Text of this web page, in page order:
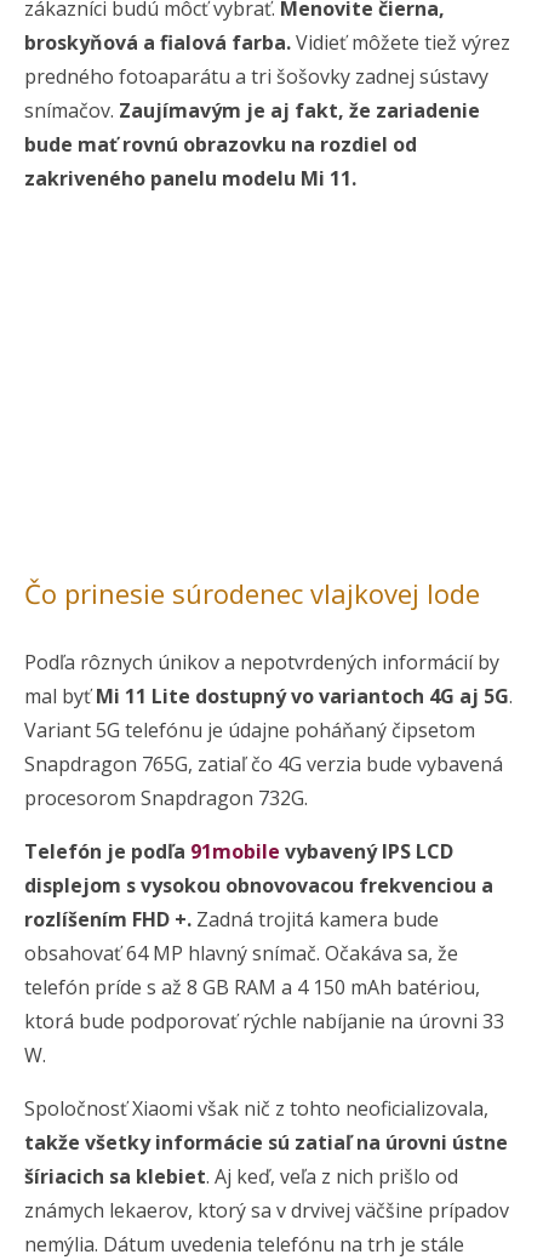
zákazníci budú môcť vybrať. Menovite čierna,
broskyňová a fialová farba.Vidieť môžete tiež výrez
predného fotoaparátu a tri šošovky zadnej sústavy
snímačov. Zaujímavým je aj fakt, že zariadenie
bude mať rovnú obrazovku na rozdiel od
zakriveného panelu modelu Mi 11.
Čo prinesie súrodenec vlajkovej lode
Podľa rôznych únikov a nepotvrdených informácií by
mal byťMi 11 Lite dostupný vo variantoch 4G aj 5G.
Variant 5G telefónu je údajne poháňaný čipsetom
Snapdragon 765G, zatiaľ čo 4G verzia bude vybavená
procesorom Snapdragon 732G.
Telefón je podľa 91mobile vybavený IPS LCD
displejom s vysokou obnovovacou frekvenciou a
rozlíšením FHD +. Zadná trojitá kamera bude
obsahovať 64 MP hlavný snímač. Očakáva sa, že
telefón príde s až 8 GB RAM a 4 150 mAh batériou,
ktorá bude podporovať rýchle nabíjanie na úrovni 33
W.
Spoločnosť Xiaomi však nič z tohto neoficializovala,
takže všetky informácie sú zatiaľ na úrovni ústne
šíriacich sa klebiet. Aj keď, veľa z nich prišlo od
známych lekaerov, ktorý sa v drvivej väčšine prípadov
nemýlia. Dátum uvedenia telefónu na trh je stále